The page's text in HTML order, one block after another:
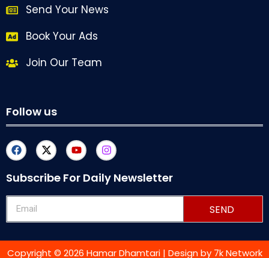
Send Your News
Book Your Ads
Join Our Team
Follow us
Subscribe For Daily Newsletter
SEND
Copyright © 2026 Hamar Dhamtari | Design by 7k Network